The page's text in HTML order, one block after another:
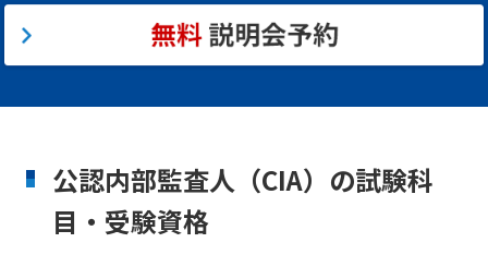
公認内部監査人（CIA）の試験科
目・受験資格